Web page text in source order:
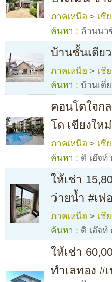
ภาคเหนือ > เชี
ค้นหา : ล้านนา
บ้านชั้นเดีย
ภาคเหนือ > เชี
ค้นหา : บ้านเดี่
คอนโดใจก
โด เขียงใหม่
ภาคเหนือ > เชี
ค้นหา : ดิ เอ๊จท์
ให้เช่า
ว่ายน้ำ #เฟ
ภาคเหนือ > เชี
ค้นหา : ดิ เอ๊จท์
ให้เช่า
ทำเลทอง #